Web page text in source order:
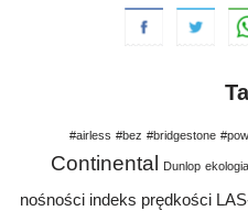
#airless #bez #bridgestone
Continental Dunlop ekologia
nośności indeks prędkości